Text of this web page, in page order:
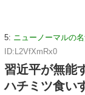
5: ニューノーマルの
ID:L2VfXmRx0
習近平が無能
ハチミツ食い